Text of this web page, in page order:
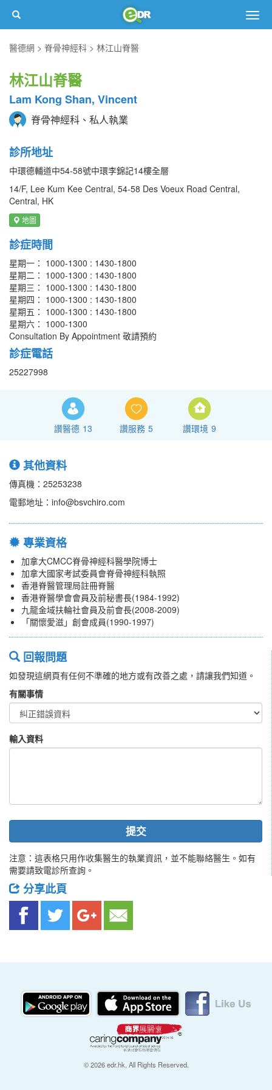
醫德網
脊骨神經科 林江山脊醫
林江山脊醫
Lam Kong Shan, Vincent
脊骨神經科、私人執業
診所地址
中環德輔道中54-58號中環李錦記14樓全層
14/F, Lee Kum Kee Central, 54-58 Des Voeux Road Central,
Central, HK
地圖
診症時間
星期一： 1000-1300 : 1430-1800
星期二： 1000-1300 : 1430-1800
星期三： 1000-1300 : 1430-1800
星期四： 1000-1300 : 1430-1800
星期五： 1000-1300 : 1430-1800
星期六： 1000-1300
Consultation By Appointment 敬請預約
診症電話
25227998
讚醫德 13 讚服務 5 讚環境 9
其他資料
傳真機：25253238
電郵地址：info@bsvchiro.com
專業資格
加拿大CMCC脊骨神經科醫學院博士
加拿大國家考試委員會脊骨神經科執照
香港脊醫管理局註冊脊醫
香港脊醫學會會員及前秘書長(1984-1992)
九龍金域扶輪社會員及前會長(2008-2009)
「關懷愛滋」創會成員(1990-1997)
回報問題
如發現這網頁有任何不準確的地方或有改善之處，請讓我們知道。
有關事情
輸入資料
提交
注意：這表格只用作收集醫生的執業資訊，並不能聯絡醫生。如有
需要請致電診所查詢。
分享此頁
© 2026 edr.hk, All Rights Reserved.